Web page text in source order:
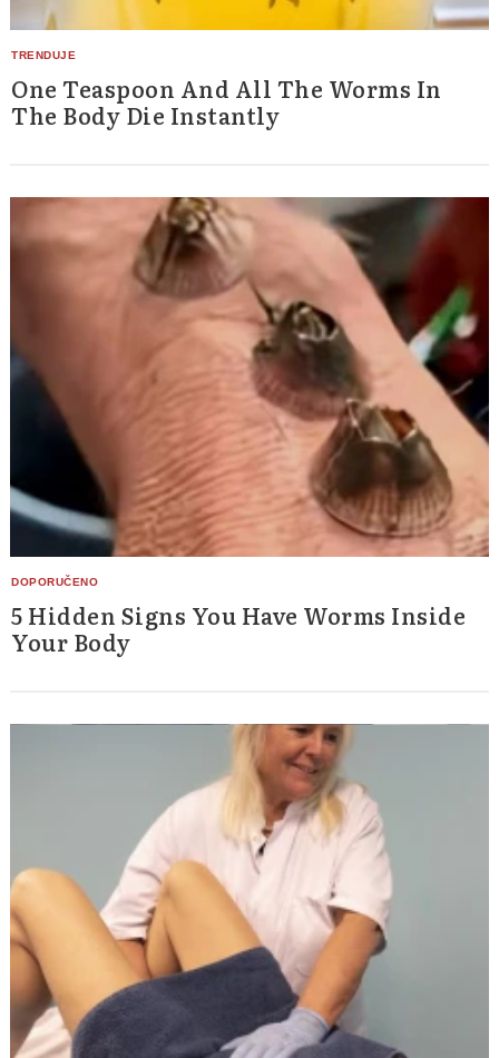
One Teaspoon And All The Worms In
The Body Die Instantly
5 Hidden Signs You Have Worms Inside
Your Body